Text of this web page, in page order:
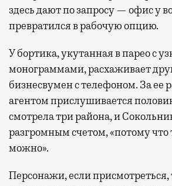
здесь дают по запросу — офис у
превратился в рабочую опцию.
У бортика, укутанная в парео с
монограммами, расхаживает
бизнесвумен с телефоном. За ее
агентом прислушивается
смотрела три района, и
разгромным счетом, «потому
можно».
Персонажи, если присмотреться,